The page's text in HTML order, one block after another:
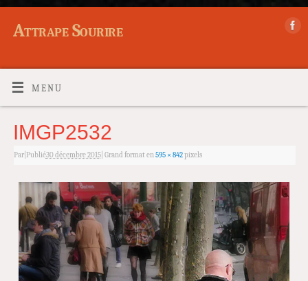
Attrape Sourire
MENU
IMGP2532
Par| Publié30 décembre 2015| Grand format en595 × 842pixels